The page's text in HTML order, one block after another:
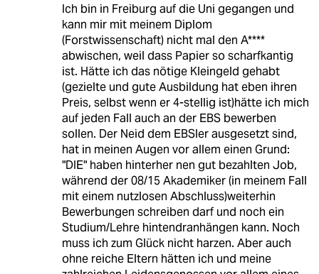
Ich bin in Freiburg auf die Uni gegangen und
kann mir mit meinem Diplom
(Forstwissenschaft) nicht mal den A****
abwischen, weil dass Papier so scharfkantig
ist. Hätte ich das nötige Kleingeld gehabt
(gezielte und gute Ausbildung hat eben ihren
Preis, selbst wenn er 4-stellig ist)hätte ich mich
auf jeden Fall auch an der EBS bewerben
sollen. Der Neid dem EBSler ausgesetzt sind,
hat in meinen Augen vor allem einen Grund:
"DIE" haben hinterher nen gut bezahlten Job,
während der 08/15 Akademiker (in meinem Fall
mit einem nutzlosen Abschluss)weiterhin
Bewerbungen schreiben darf und noch ein
Studium/Lehre hintendranhängen kann. Noch
muss ich zum Glück nicht harzen. Aber auch
ohne reiche Eltern hätten ich und meine